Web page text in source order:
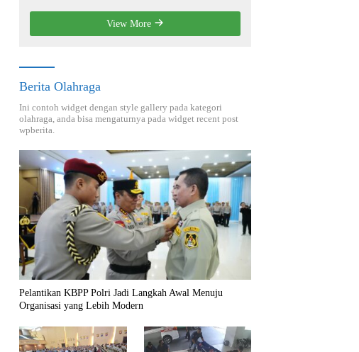
View More
Berita Olahraga
Ini contoh widget dengan style gallery pada kategori
olahraga, anda bisa mengaturnya pada widget recent post
wpberita.
Pelantikan KBPP Polri Jadi Langkah Awal Menuju
Organisasi yang Lebih Modern